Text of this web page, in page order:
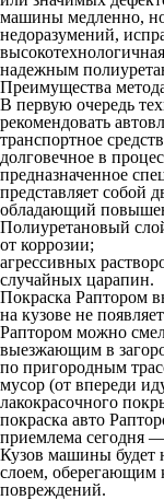
машины медленно,
недоразумений,
высокотехнологичная
надежным
Преимущества
В первую очередь
рекомендовать
транспортное
долговечное в
предназначенное
представляет собой
обладающий
Полиуретановый
от коррозии;
агрессивных
случайных царапин.
Покраска Раптором
на кузове не
Раптором можно
выезжающим в
по пригородным
мусор (от впереди
лакокрасочного
покраска авто
приемлема сегодня
Кузов машины
слоем, оберегающим
повреждений.